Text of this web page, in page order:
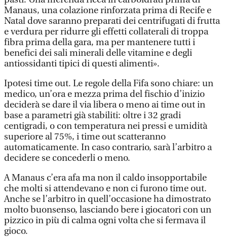
Manaus, una colazione rinforzata prima di Recife e
Natal dove saranno preparati dei centrifugati di frutta
e verdura per ridurre gli effetti collaterali di troppa
fibra prima della gara, ma per mantenere tutti i
benefici dei sali minerali delle vitamine e degli
antiossidanti tipici di questi alimenti».
Ipotesi time out. Le regole della Fifa sono chiare: un
medico, un’ora e mezza prima del fischio d’inizio
deciderà se dare il via libera o meno ai time out in
base a parametri già stabiliti: oltre i 32 gradi
centigradi, o con temperatura nei pressi e umidità
superiore al 75%, i time out scatteranno
automaticamente. In caso contrario, sarà l’arbitro a
decidere se concederli o meno.
A Manaus c’era afa ma non il caldo insopportabile
che molti si attendevano e non ci furono time out.
Anche se l’arbitro in quell’occasione ha dimostrato
molto buonsenso, lasciando bere i giocatori con un
pizzico in più di calma ogni volta che si fermava il
gioco.